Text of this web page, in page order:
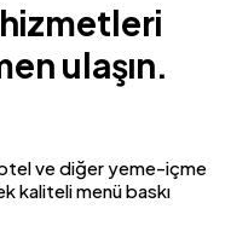
ulaşın.
ve diğer yeme-içme
kaliteli menü baskı